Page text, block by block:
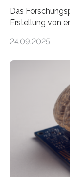
Das
Erstellung von
Förderung in
der MindPort
Lösung zur
Avatare. Gen-
erstellen.
Animation, bei
und Mimik im
24.09.2025